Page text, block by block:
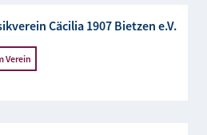
Cäcilia 1907 Bietzen e.V.
Verein